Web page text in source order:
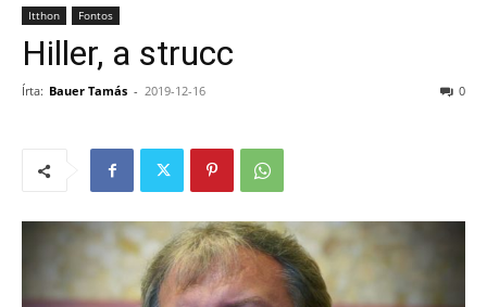
Itthon Fontos
Hiller, a strucc
Írta: Bauer Tamás - 2019-12-16 0